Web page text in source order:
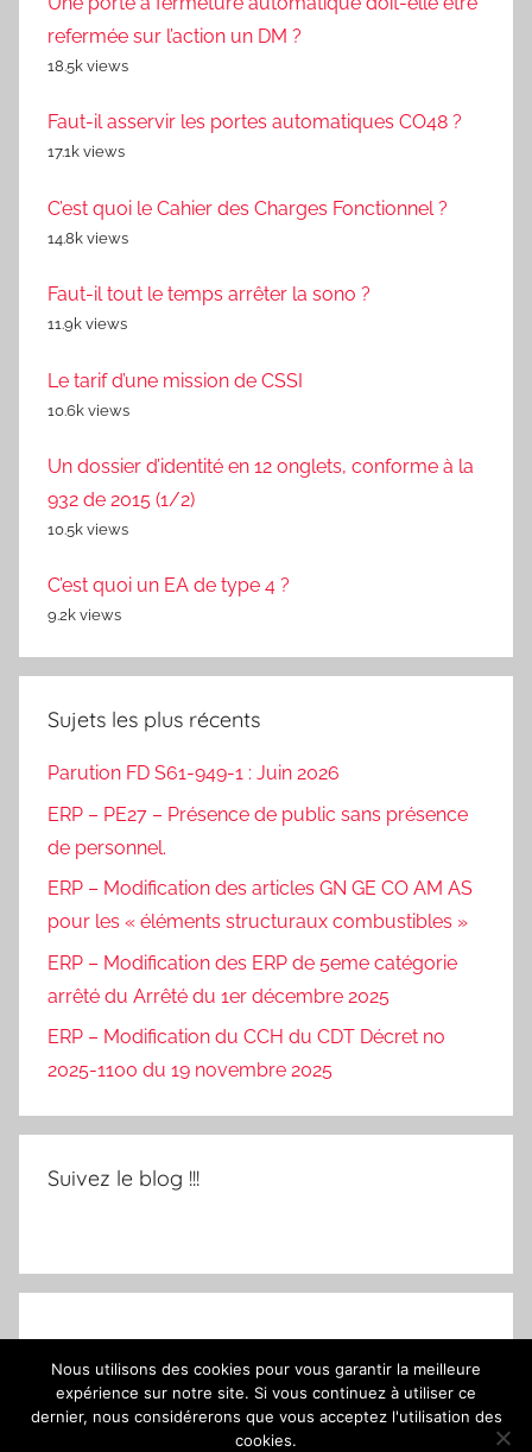
refermée sur l’action un DM ?
18.5k views
Faut-il asservir les portes automatiques CO48 ?
17.1k views
C’est quoi le Cahier des Charges Fonctionnel ?
14.8k views
Faut-il tout le temps arrêter la sono ?
11.9k views
Le tarif d’une mission de CSSI
10.6k views
Un dossier d’identité en 12 onglets, conforme à la
932 de 2015 (1/2)
10.5k views
C’est quoi un EA de type 4 ?
9.2k views
Sujets les plus récents
Parution FD S61-949-1 : Juin 2026
ERP – PE27 – Présence de public sans présence
de personnel.
ERP – Modification des articles GN GE CO AM AS
pour les « éléments structuraux combustibles »
ERP – Modification des ERP de 5eme catégorie
arrêté du Arrêté du 1er décembre 2025
ERP – Modification du CCH du CDT Décret no
2025-1100 du 19 novembre 2025
Suivez le blog !!!
Nous utilisons des cookies pour vous garantir la meilleure
expérience sur notre site. Si vous continuez à utiliser ce
dernier, nous considérerons que vous acceptez l'utilisation des
cookies.